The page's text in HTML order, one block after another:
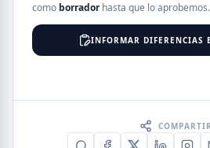
como borradorhasta que lo aprobemos.
INFORMAR DIFERENCIAS
COMPARTIR